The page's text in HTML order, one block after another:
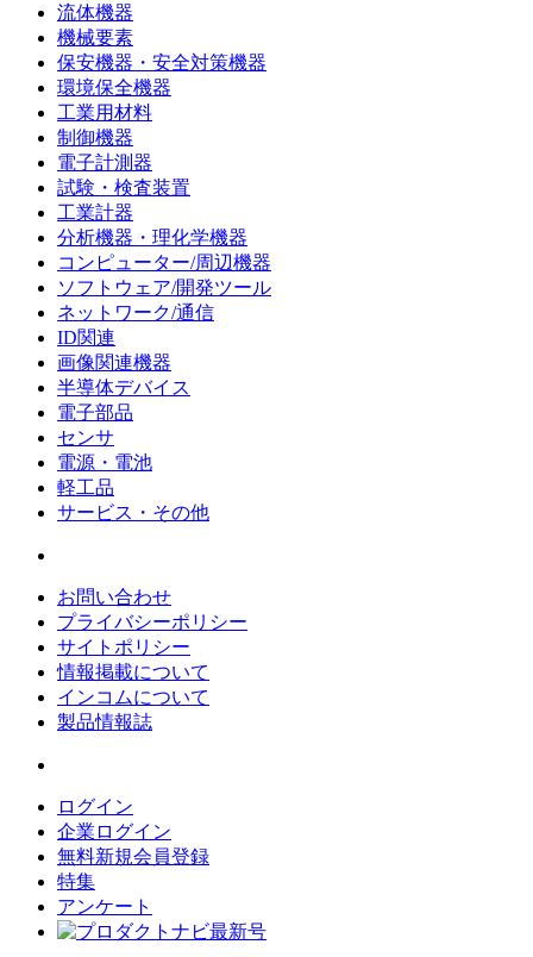
流体機器
機械要素
保安機器・安全対策機器
環境保全機器
工業用材料
制御機器
電子計測器
試験・検査装置
工業計器
分析機器・理化学機器
コンピューター/周辺機器
ソフトウェア/開発ツール
ネットワーク/通信
ID関連
画像関連機器
半導体デバイス
電子部品
センサ
電源・電池
軽工品
サービス・その他
お問い合わせ
プライバシーポリシー
サイトポリシー
情報掲載について
インコムについて
製品情報誌
ログイン
企業ログイン
無料新規会員登録
特集
アンケート